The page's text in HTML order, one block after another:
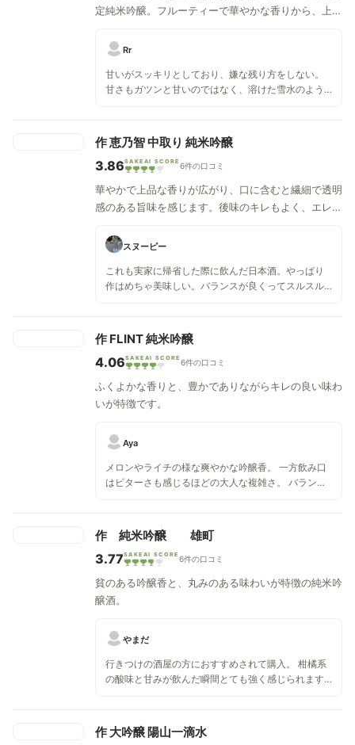
定純米吟醸。フルーティーで華やかな香りから、上品
の良い味わいをお楽しみいただける逸品です。冷やし
Rr
甘いがスッキリとしており、嫌な残り方をしない。
甘さもガツンと甘いのではなく、溶けた雪水のよう
が強い料理や香りが強いものと一緒に飲んでしまう
と、このお酒の良さがなくなってしまう気がしま
す。 その為、食前酒にするか淡白なおつまみがおす
える機会がある人は、買わなくては損だと思いま
す。
作 恵乃智 中取り 純米吟醸
3.86SAKEAI SCORE 6件の口コミ
華やかで上品な香りが広がり、口に含むと繊細で透明
感のある旨味を感じます。後味のキレもよく、エレガ
す。
スヌーピー
これも実家に帰省した際に飲んだ日本酒。やっぱり
作はめちゃ美味しい。バランスが良くってスルスル
作 FLINT 純米吟醸
4.06SAKEAI SCORE 6件の口コミ
ふくよかな香りと、豊かでありながらキレの良い味わ
いが特徴です。
Aya
メロンやライチの様な爽やかな吟醸香。 一方飲み口
はビターさも感じるほどの大人な複雑さ。 バランス
作 純米吟醸 雄町
3.77SAKEAI SCORE 6件の口コミ
貧のある吟醸香と、丸みのある味わいが特徴の純米吟
醸酒。
やまだ
行きつけの酒屋の方におすすめされて購入。 柑橘系
の酸味と甘みが飲んだ瞬間とても強く感じられます
じられつつもくどくない、何杯でも飲めると感じま
した！
作 大吟醸 陽山一滴水